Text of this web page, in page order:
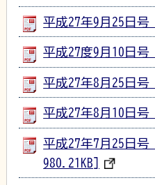
平成27年9月25日号
平成27度9月10日号
平成27年8月25日号
平成27年8月10日号
平成27年7月25日号
980.21KB]